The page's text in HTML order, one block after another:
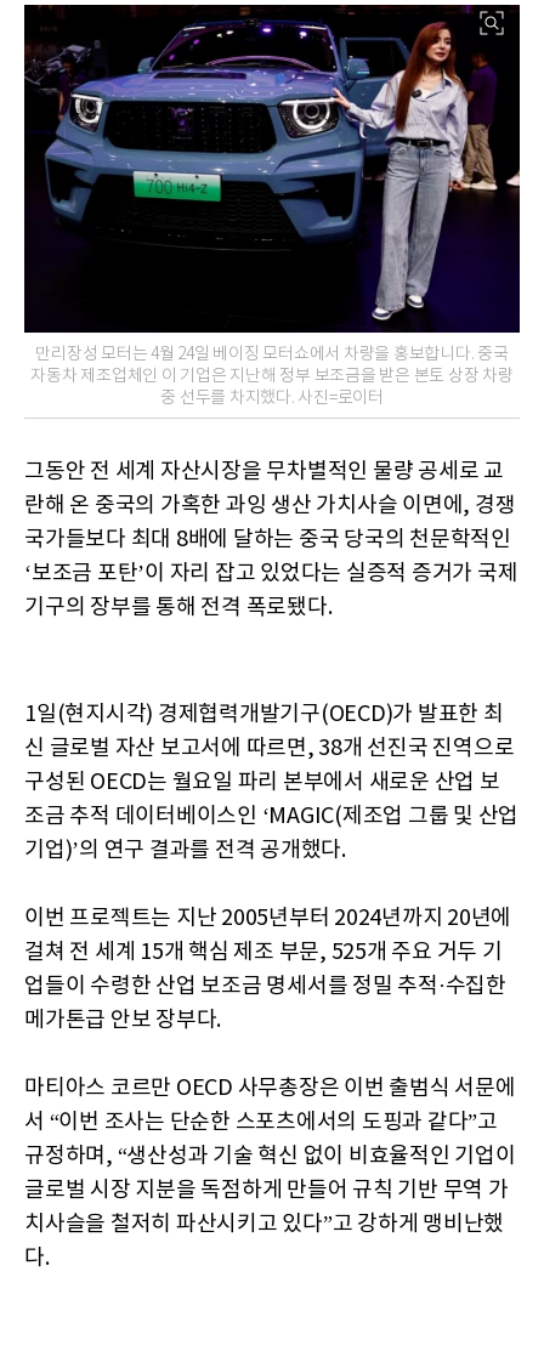
만리장성 모터는 4월 24일 베이징 모터쇼에서 차량을 홍보합니다. 중국
자동차 제조업체인 이 기업은 지난해 정부 보조금을 받은 본토 상장 차량
중 선두를 차지했다. 사진=로이터
그동안 전 세계 자산시장을 무차별적인 물량 공세로 교
란해 온 중국의 가혹한 과잉 생산 가치사슬 이면에, 경쟁
국가들보다 최대 8배에 달하는 중국 당국의 천문학적인
‘보조금 포탄’이 자리 잡고 있었다는 실증적 증거가 국제
기구의 장부를 통해 전격 폭로됐다.
1일(현지시각) 경제협력개발기구(OECD)가 발표한 최
신 글로벌 자산 보고서에 따르면, 38개 선진국 진역으로
구성된 OECD는 월요일 파리 본부에서 새로운 산업 보
조금 추적 데이터베이스인 ‘MAGIC(제조업 그룹 및 산업
기업)’의 연구 결과를 전격 공개했다.
이번 프로젝트는 지난 2005년부터 2024년까지 20년에
걸쳐 전 세계 15개 핵심 제조 부문, 525개 주요 거두 기
업들이 수령한 산업 보조금 명세서를 정밀 추적·수집한
메가톤급 안보 장부다.
마티아스 코르만 OECD 사무총장은 이번 출범식 서문에
서 “이번 조사는 단순한 스포츠에서의 도핑과 같다”고
규정하며, “생산성과 기술 혁신 없이 비효율적인 기업이
글로벌 시장 지분을 독점하게 만들어 규칙 기반 무역 가
치사슬을 철저히 파산시키고 있다”고 강하게 맹비난했
다.